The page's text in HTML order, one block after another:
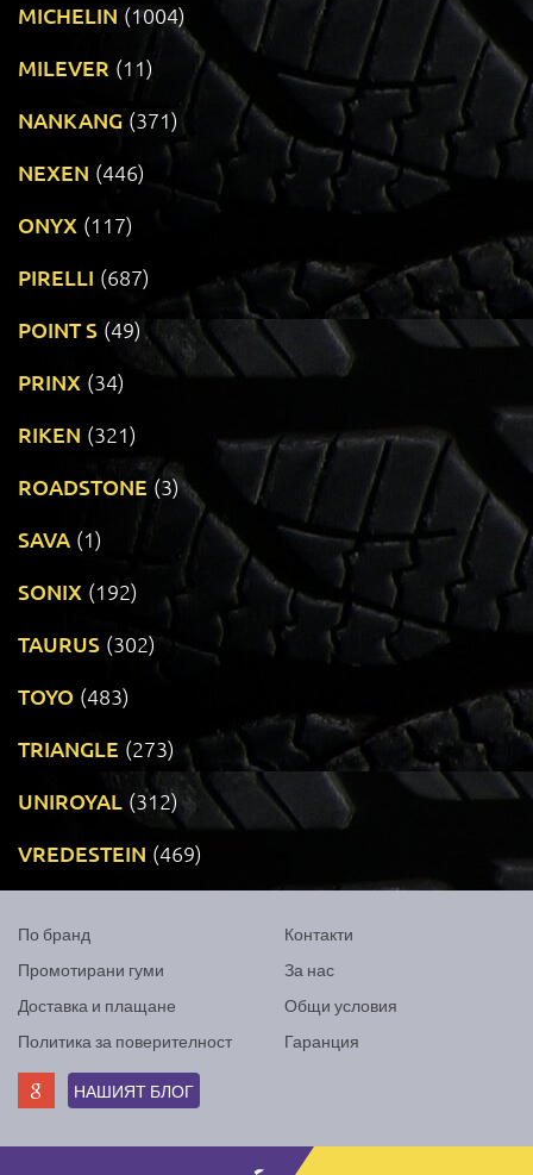
MICHELIN (1004)
MILEVER (11)
NANKANG (371)
NEXEN (446)
ONYX (117)
PIRELLI (687)
POINT S (49)
PRINX (34)
RIKEN (321)
ROADSTONE (3)
SAVA (1)
SONIX (192)
TAURUS (302)
TOYO (483)
TRIANGLE (273)
UNIROYAL (312)
VREDESTEIN (469)
По бранд
Промотирани гуми
Доставка и плащане
Политика за поверителност
Контакти
За нас
Общи условия
Гаранция
НАШИЯТ БЛОГ